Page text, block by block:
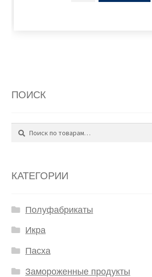
ПОИСК
Поиск
КАТЕГОРИИ
Полуфабрикаты
Икра
Пасха
Замороженные продукты